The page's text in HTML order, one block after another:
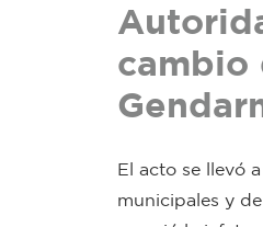
cambio
El acto se llevó
municipales y